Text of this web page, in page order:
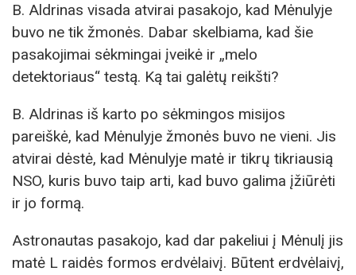
B. Aldrinas visada atvirai pasakojo, kad Mėnulyje
buvo ne tik žmonės. Dabar skelbiama, kad šie
pasakojimai sėkmingai įveikė ir „melo
detektoriaus“ testą. Ką tai galėtų reikšti?
B. Aldrinas iš karto po sėkmingos misijos
pareiškė, kad Mėnulyje žmonės buvo ne vieni. Jis
atvirai dėstė, kad Mėnulyje matė ir tikrų tikriausią
NSO, kuris buvo taip arti, kad buvo galima įžiūrėti
ir jo formą.
Astronautas pasakojo, kad dar pakeliui į Mėnulį jis
matė L raidės formos erdvėlaivį. Būtent erdvėlaivį,